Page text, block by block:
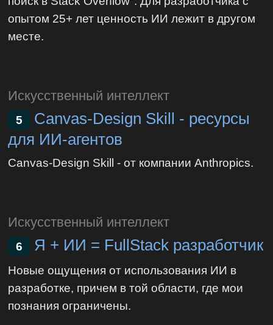
опытом 25+ лет ценность ИИ лежит в другом
месте.
Искусственный интеллект
5
Canvas-Design Skill - ресурсы
для ИИ-агентов
Canvas-Design Skill - от компании Anthropics.
Искусственный интеллект
6 Я + ИИ = FullStack разработчик
Новые ощущения от использования ИИ в
разработке, причем в той области, где мои
познания ограничены.